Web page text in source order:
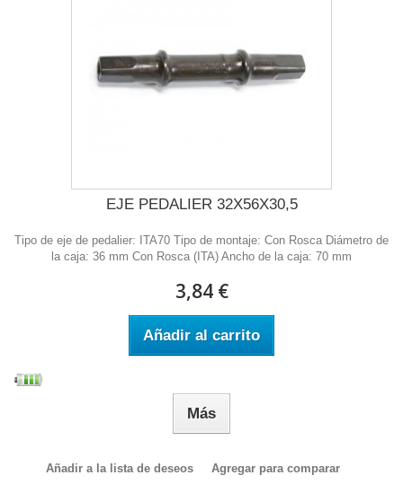
EJE PEDALIER 32X56X30,5
Tipo de eje de pedalier: ITA70 Tipo de montaje: Con Rosca Diámetro de
la caja: 36 mm Con Rosca (ITA) Ancho de la caja: 70 mm
3,84 €
Añadir al carrito
Más
Añadir a la lista de deseos Agregar para comparar